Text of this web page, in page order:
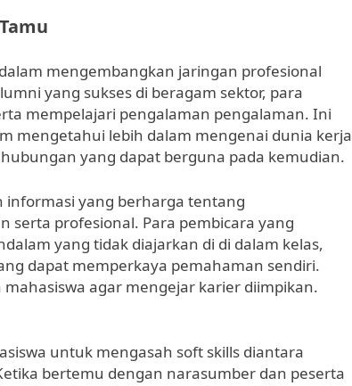
mengembangkan jaringan profesional
yang sukses di beragam sektor, para
mempelajari pengalaman pengalaman. Ini
mengetahui lebih dalam mengenai dunia kerja
yang dapat berguna pada kemudian.
informasi yang berharga tentang
serta profesional. Para pembicara yang
yang tidak diajarkan di di dalam kelas,
dapat memperkaya pemahaman sendiri.
agar mengejar karier diimpikan.
untuk mengasah soft skills diantara
bertemu dengan narasumber dan peserta